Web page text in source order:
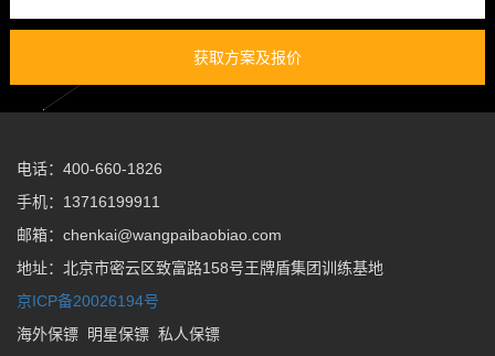
获取方案及报价
电话：400-660-1826
手机：13716199911
邮箱：chenkai@wangpaibaobiao.com
地址：北京市密云区致富路158号王牌盾集团训练基地
京ICP备20026194号
海外保镖
明星保镖 私人保镖